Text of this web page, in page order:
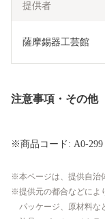
提供者
薩摩錫器工芸館
注意事項・その他
※商品コード: A0-299
本ページは、提供自治
提供元の都合などによ
パッケージ、原材料な